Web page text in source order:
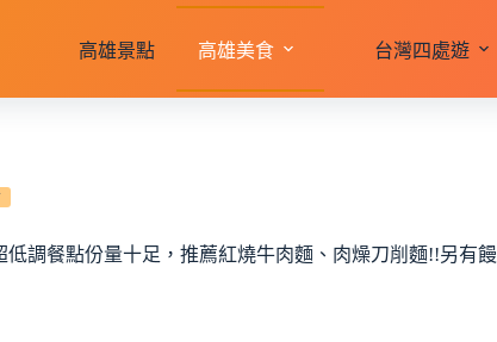
高雄景點 高雄美食 台灣四處遊
調餐點份量十足，推薦紅燒牛肉麵、肉燥刀削麵!!另有饅